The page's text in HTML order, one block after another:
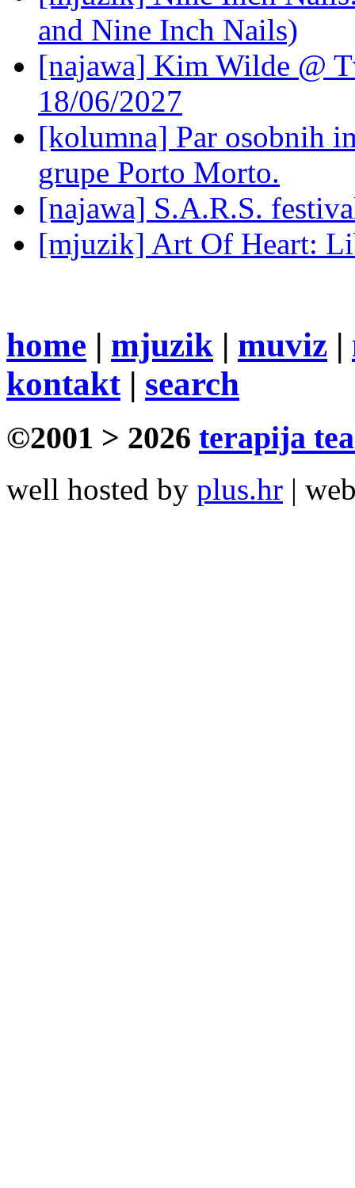
and Nine Inch Nails)
[najawa] Kim Wilde @
18/06/2027
[kolumna] Par osobnih
grupe Porto Morto.
[najawa] S.A.R.S.
[mjuzik] Art Of Heart:
home | mjuzik | muviz |
kontakt| search
©2001 > 2026 terapija
well hosted by plus.hr |